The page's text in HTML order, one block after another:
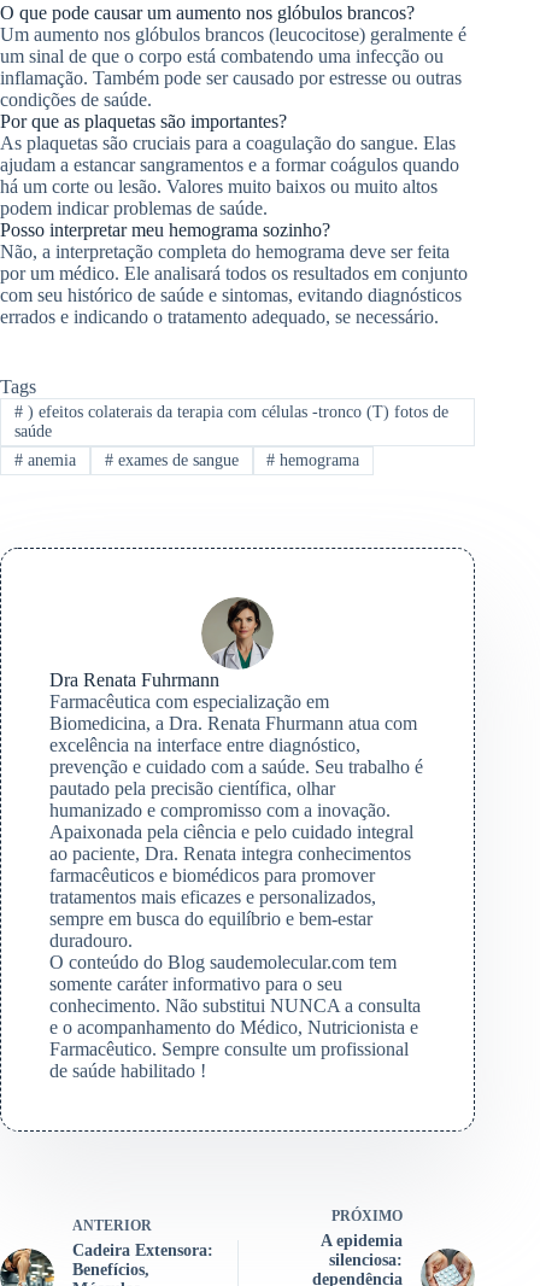
O que pode causar um aumento nos glóbulos brancos?
Um aumento nos glóbulos brancos (leucocitose) geralmente é
um sinal de que o corpo está combatendo uma infecção ou
inflamação. Também pode ser causado por estresse ou outras
condições de saúde.
Por que as plaquetas são importantes?
As plaquetas são cruciais para a coagulação do sangue. Elas
ajudam a estancar sangramentos e a formar coágulos quando
há um corte ou lesão. Valores muito baixos ou muito altos
podem indicar problemas de saúde.
Posso interpretar meu hemograma sozinho?
Não, a interpretação completa do hemograma deve ser feita
por um médico. Ele analisará todos os resultados em conjunto
com seu histórico de saúde e sintomas, evitando diagnósticos
errados e indicando o tratamento adequado, se necessário.
Tags
#) efeitos colaterais da terapia com células -tronco (T) fotos de
saúde
#anemia #exames de sangue # hemograma
Dra Renata Fuhrmann
Farmacêutica com especialização em
Biomedicina, a Dra. Renata Fhurmann atua com
excelência na interface entre diagnóstico,
prevenção e cuidado com a saúde. Seu trabalho é
pautado pela precisão científica, olhar
humanizado e compromisso com a inovação.
Apaixonada pela ciência e pelo cuidado integral
ao paciente, Dra. Renata integra conhecimentos
farmacêuticos e biomédicos para promover
tratamentos mais eficazes e personalizados,
sempre em busca do equilíbrio e bem-estar
duradouro.
O conteúdo do Blog saudemolecular.com tem
somente caráter informativo para o seu
conhecimento. Não substitui NUNCA a consulta
e o acompanhamento do Médico, Nutricionista e
Farmacêutico. Sempre consulte um profissional
de saúde habilitado !
ANTERIOR
Cadeira Extensora:
Benefícios,
PRÓXIMO
A epidemia
silenciosa:
dependência